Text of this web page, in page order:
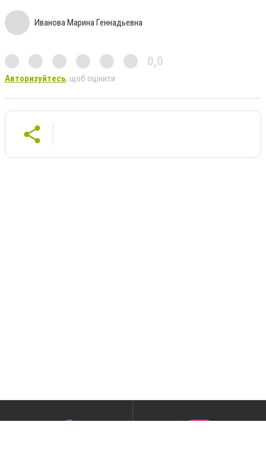
Иванова Марина Геннадьевна
0,0
Авторизуйтесь, щоб оцінити